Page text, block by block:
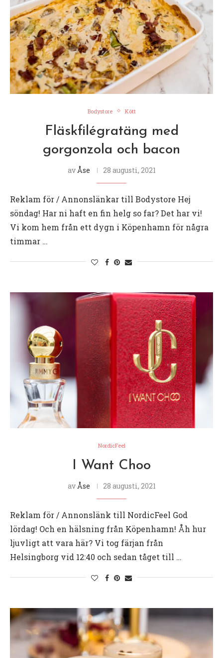
Bodystore Kött
Fläskfilégratäng med
gorgonzola och bacon
av Åse 28 augusti, 2021
Reklam för / Annonslänkar till Bodystore Hej
söndag! Har ni haft en fin helg so far? Det har vi!
Vi kom hem från ett dygn i Köpenhamn för några
timmar …
NordicFeel
I Want Choo
av Åse 28 augusti, 2021
Reklam för / Annonslänk till NordicFeel God
lördag! Och en hälsning från Köpenhamn! Åh hur
ljuvligt att vara här? Vi tog färjan från
Helsingborg vid 12:40 och sedan tåget till …